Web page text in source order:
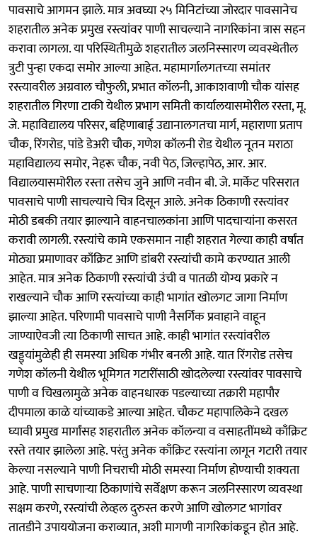
पावसाचे आगमन झाले. मात्र अवघ्या २५ मिनिटांच्या जोरदार पावसानेच
शहरातील अनेक प्रमुख रस्त्यांवर पाणी साचल्याने नागरिकांना त्रास सहन
करावा लागला. या परिस्थितीमुळे शहरातील जलनिस्सारण व्यवस्थेतील
त्रुटी पुन्हा एकदा समोर आल्या आहेत. महामार्गालगतच्या समांतर
रस्त्यावरील अग्रवाल चौफुली, प्रभात कॉलनी, आकाशवाणी चौक यांसह
शहरातील गिरणा टाकी येथील प्रभाग समिती कार्यालयासमोरील रस्ता, मू.
जे. महाविद्यालय परिसर, बहिणाबाई उद्यानालगतचा मार्ग, महाराणा प्रताप
चौक, रिंगरोड, पांडे डेअरी चौक, गणेश कॉलनी रोड येथील नूतन मराठा
महाविद्यालय समोर, नेहरू चौक, नवी पेठ, जिल्हापेठ, आर. आर.
विद्यालयासमोरील रस्ता तसेच जुने आणि नवीन बी. जे. मार्केट परिसरात
पावसाचे पाणी साचल्याचे चित्र दिसून आले. अनेक ठिकाणी रस्त्यांवर
मोठी डबकी तयार झाल्याने वाहनचालकांना आणि पादचाऱ्यांना कसरत
करावी लागली. रस्त्यांचे कामे एकसमान नाही शहरात गेल्या काही वर्षांत
मोठ्या प्रमाणावर काँक्रिट आणि डांबरी रस्त्यांची कामे करण्यात आली
आहेत. मात्र अनेक ठिकाणी रस्त्यांची उंची व पातळी योग्य प्रकारे न
राखल्याने चौक आणि रस्त्यांच्या काही भागांत खोलगट जागा निर्माण
झाल्या आहेत. परिणामी पावसाचे पाणी नैसर्गिक प्रवाहाने वाहून
जाण्याऐवजी त्या ठिकाणी साचत आहे. काही भागांत रस्त्यांवरील
खड्ड्यांमुळेही ही समस्या अधिक गंभीर बनली आहे. यात रिंगरोड तसेच
गणेश कॉलनी येथील भूमिगत गटारींसाठी खोदलेल्या रस्त्यांवर पावसाचे
पाणी व चिखलामुळे अनेक वाहनधारक पडल्याच्या तक्रारी महापौर
दीपमाला काळे यांच्याकडे आल्या आहेत. चौकट महापालिकेने दखल
घ्यावी प्रमुख मार्गांसह शहरातील अनेक कॉलन्या व वसाहतींमध्ये काँक्रिट
रस्ते तयार झालेला आहे. परंतु अनेक काँक्रिट रस्त्यांना लागून गटारी तयार
केल्या नसल्याने पाणी निचराची मोठी समस्या निर्माण होण्याची शक्यता
आहे. पाणी साचणाऱ्या ठिकाणांचे सर्वेक्षण करून जलनिस्सारण व्यवस्था
सक्षम करणे, रस्त्यांची लेव्हल दुरुस्त करणे आणि खोलगट भागांवर
तातडीने उपाययोजना कराव्यात, अशी मागणी नागरिकांकडून होत आहे.